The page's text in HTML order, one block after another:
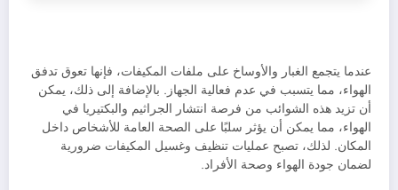
عندما يتجمع الغبار والأوساخ على ملفات المكيفات، فإنها تعوق تدفق
الهواء، مما يتسبب في عدم فعالية الجهاز. بالإضافة إلى ذلك، يمكن
أن تزيد هذه الشوائب من فرصة انتشار الجراثيم والبكتيريا في
الهواء، مما يمكن أن يؤثر سلبًا على الصحة العامة للأشخاص داخل
المكان. لذلك، تصبح عمليات تنظيف وغسيل المكيفات ضرورية
لضمان جودة الهواء وصحة الأفراد.